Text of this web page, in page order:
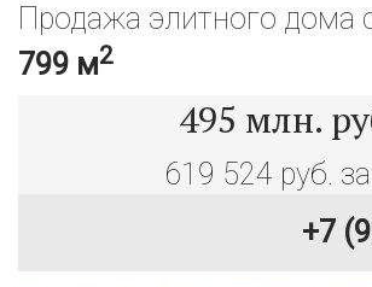
Продажа элитного дома
799 м2
495 млн.
619 524 руб.
+7